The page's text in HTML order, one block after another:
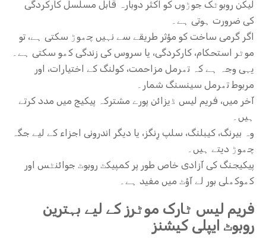
لیکن روبوٹک جوڑوں کو اکثر دوبارہ قابل مسلسل کارکردگی
کی ضرورت ہوتی ہے۔
اگر گرمی ساخت کو مؤثر طریقے سے نہیں چھوڑ سکتی ہے، تو
موٹر استحکام، کارکردگی، یا سروس کی زندگی کھو سکتی ہے۔
یہی وجہ ہے کہ تھرمل مزاحمت، کولنگ کے اختیارات، اور
مربوط تھرمل سینسنگ شمار۔
آخر میں، فریم لیس ڈیزائن پورے مشترکہ پیکیج میں مدد کرتے
ہیں۔
وہ بیرنگ، کیبلنگ، سلپ رِنگز، یا دیگر اندرونی اجزاء کے لیے جگہ
چھوڑ دیتے ہیں۔
پیکیجنگ کی آزادی خاص طور پر کمپیکٹ روبوٹ جوائنٹس اور
کھوکھلی بور لے آؤٹ میں مفید ہے۔
فریم لیس ٹارک موٹرز کے لیے بہترین
روبوٹ ایپلی کیشنز